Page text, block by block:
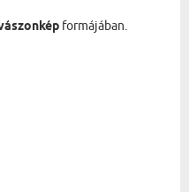
formájában.